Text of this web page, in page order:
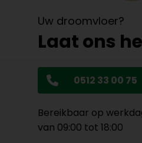
Uw droomvloer?
Laat ons
0512 33 00 75
Bereikbaar op
van 09:00 tot 18:00